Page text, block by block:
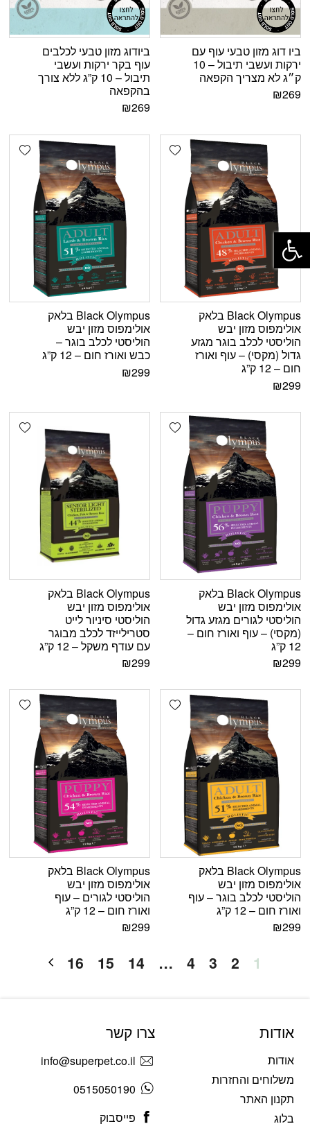
ביו דוג מזון טבעי עוף עם
ירקות ועשבי תיבול – 10
ק״ג לא מצריך הקפאה
₪269
ביודוג מזון טבעי לכלבים
עוף בקר ירקות ועשבי
תיבול – 10 ק”ג ללא צורך
בהקפאה
₪269
Add wishlist
Black Olympus בלאק
אולימפוס מזון יבש
הוליסטי לכלב בוגר מגזע
גדול (מקסי) – עוף ואורז
חום – 12 ק”ג
₪299
Black Olympus בלאק
אולימפוס מזון יבש
הוליסטי לכלב בוגר –
כבש ואורז חום – 12 ק”ג
₪299
Add wishlist
Black Olympus בלאק
אולימפוס מזון יבש
הוליסטי לגורים מגזע גדול
(מקסי) – עוף ואורז חום –
12 ק”ג
₪299
Black Olympus בלאק
אולימפוס מזון יבש
הוליסטי סיניור לייט
סטרילייזד לכלב מבוגר
עם עודף משקל – 12 ק”ג
₪299
Add wishlist
Black Olympus בלאק
אולימפוס מזון יבש
הוליסטי לכלב בוגר – עוף
ואורז חום – 12 ק”ג
₪299
Black Olympus בלאק
אולימפוס מזון יבש
הוליסטי לגורים – עוף
ואורז חום – 12 ק”ג
₪299
1
2
3
4
…
14
15
16
אודות
אודות
משלוחים והחזרות
תקנון האתר
בלוג
צרו קשר
info@superpet.co.il
0515050190
פייסבוק
פתח סרגל נגישות